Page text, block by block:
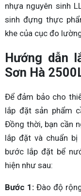
nhựa nguyên sinh
sinh đựng thực
khe của cục đo
Hướng dẫn
Sơn Hà
Để đảm bảo cho
lắp đặt sản phẩm
Đồng thời, bạn cần
lắp đặt và chuẩn
bước lắp đặt bể
hiện như sau:
Bước 1: Đào độ